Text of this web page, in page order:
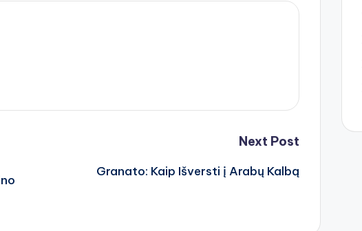
Next Post
Granato: Kaip Išversti į Arabų Kalbą